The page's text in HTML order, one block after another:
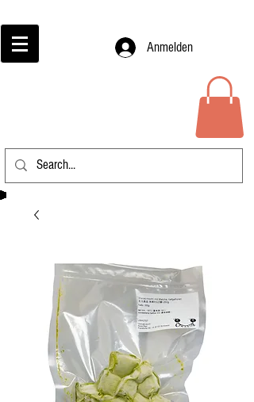
Anmelden